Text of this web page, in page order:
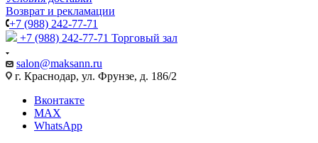
Возврат и рекламации
+7 (988) 242-77-71
+7 (988) 242-77-71 Торговый зал
salon@maksann.ru
г. Краснодар, ул. Фрунзе, д. 186/2
Вконтакте
MAX
WhatsApp